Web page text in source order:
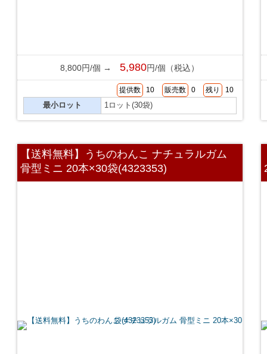
8,800円/個 → 5,980円/個（税込）
提供数 10 販売数 0 残り 10
最小ロット 1ロット(30袋)
【送料無料】うちのわんこ ナチュラルガム
骨型ミニ 20本×30袋(4323353)